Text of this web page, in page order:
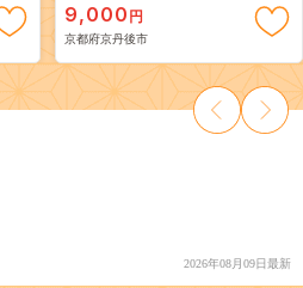
産 プレゼント アルコール 京
都 丹後 地酒 日本酒 送料無
料 AM00726
9,000 円
京都府京丹後市
2026年08月09日最新